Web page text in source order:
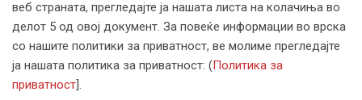
веб страната, прегледајте ја нашата листа на колачиња во
делот 5 од овој документ. За повеќе информации во врска
со нашите политики за приватност, ве молиме прегледајте
ја нашата политика за приватност: (Политика за
приватност].